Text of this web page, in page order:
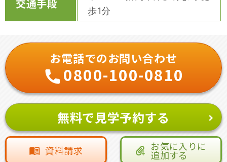
交通手段
歩1分
お電話でのお問い合わせ
0800-100-0810
無料で見学予約する
資料請求 お気に入りに
追加する